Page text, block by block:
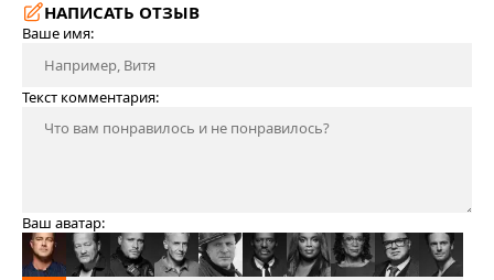
НАПИСАТЬ ОТЗЫВ
Ваше имя:
Текст комментария:
Ваш аватар: